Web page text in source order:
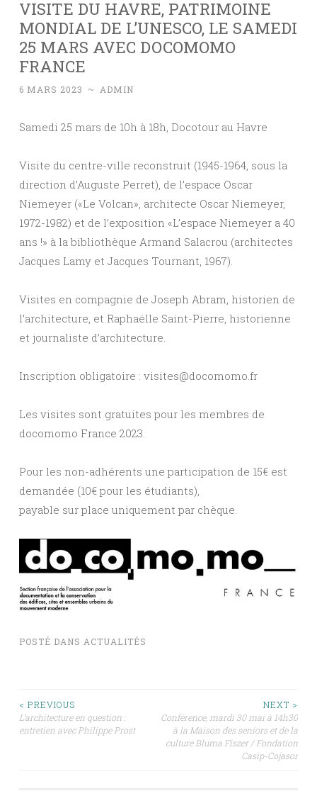
VISITE DU HAVRE, PATRIMOINE
MONDIAL DE L’UNESCO, LE SAMEDI
25 MARS AVEC DOCOMOMO
FRANCE
6 MARS 2023 ~ ADMIN
Samedi 25 mars de 10h à 18h, Docotour au Havre
Visite du centre-ville reconstruit (1945-1964, sous la
direction d’Auguste Perret), de l’espace Oscar
Niemeyer («Le Volcan», architecte Oscar Niemeyer,
1972-1982) et de l’exposition «L’espace Niemeyer a 40
ans !» à la bibliothèque Armand Salacrou (architectes
Jacques Lamy et Jacques Tournant, 1967).
Visites en compagnie de Joseph Abram, historien de
l’architecture, et Raphaëlle Saint-Pierre, historienne
et journaliste d’architecture.
Inscription obligatoire : visites@docomomo.fr
Les visites sont gratuites pour les membres de
docomomo France 2023.
Pour les non-adhérents une participation de 15€ est
demandée (10€ pour les étudiants),
payable sur place uniquement par chèque.
POSTÉ DANS ACTUALITÉS
NAVIGATION
DES
< PREVIOUS
L’architecture en question :
entretien avec Philippe Prost
NEXT >
Conférence, mardi 30 mai à 14h30
à la Maison des seniors et de la
culture Bluma Fiszer / Fondation
Casip-Cojasor